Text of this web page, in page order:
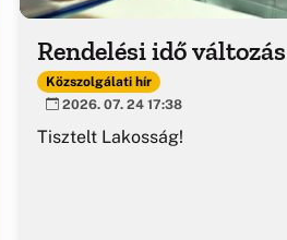
Rendelési idő változás
Közszolgálati hír
2026. 07. 24 17:38
Tisztelt Lakosság!